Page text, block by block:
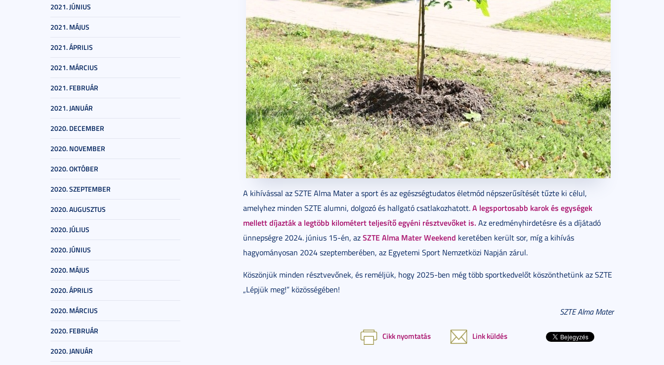
2021. JÚNIUS
2021. MÁJUS
2021. ÁPRILIS
2021. MÁRCIUS
2021. FEBRUÁR
2021. JANUÁR
2020. DECEMBER
2020. NOVEMBER
2020. OKTÓBER
2020. SZEPTEMBER
2020. AUGUSZTUS
2020. JÚLIUS
2020. JÚNIUS
2020. MÁJUS
2020. ÁPRILIS
2020. MÁRCIUS
2020. FEBRUÁR
2020. JANUÁR
A kihívással az SZTE Alma Mater a sport és az egészségtudatos életmód népszerűsítését tűzte ki célul,
amelyhez minden SZTE alumni, dolgozó és hallgató csatlakozhatott.A legsportosabb karok és egységek
mellett díjazták a legtöbb kilométert teljesítő egyéni résztvevőket is. Az eredményhirdetésre és a díjátadó
ünnepségre 2024. június 15-én, azSZTE Alma Mater Weekend keretében került sor, míg a kihívás
hagyományosan 2024 szeptemberében, az Egyetemi Sport Nemzetközi Napján zárul.
Köszönjük minden résztvevőnek, és reméljük, hogy 2025-ben még több sportkedvelőt köszönthetünk az SZTE
„Lépjük meg!” közösségében!
SZTE Alma Mater
Cikk nyomtatás Link küldés